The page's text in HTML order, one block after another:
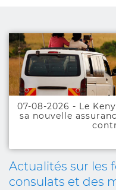
L'actualité
Actualités sur les
consulats et des
07-08-2026 - Le
sa nouvelle